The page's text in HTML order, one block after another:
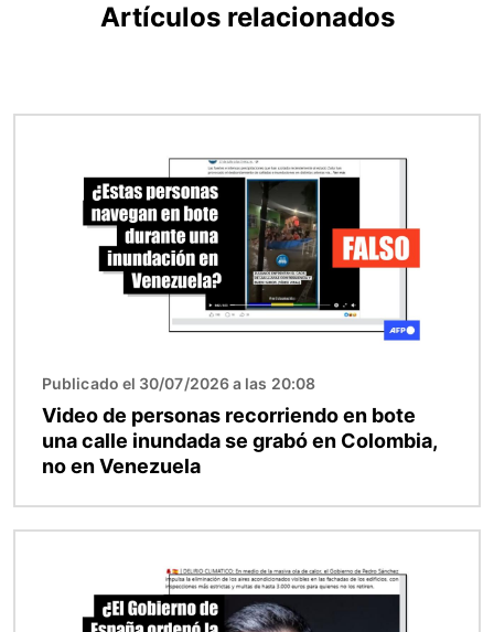
Artículos relacionados
Publicado el 30/07/2026 a las 20:08
Video de personas recorriendo en bote
una calle inundada se grabó en Colombia,
no en Venezuela